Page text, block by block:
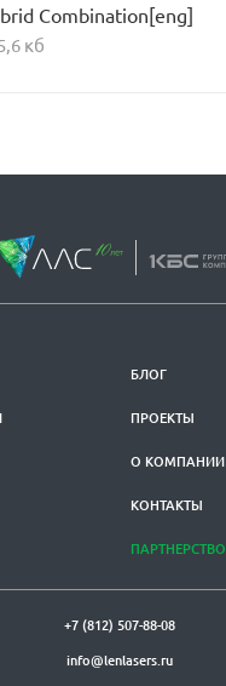
Combination[eng]
кб
БЛОГ
ПРОЕКТЫ
О КОМПАНИИ
КОНТАКТЫ
ПАРТНЕРСТВО
+7 (812) 507-88-08
info@lenlasers.ru